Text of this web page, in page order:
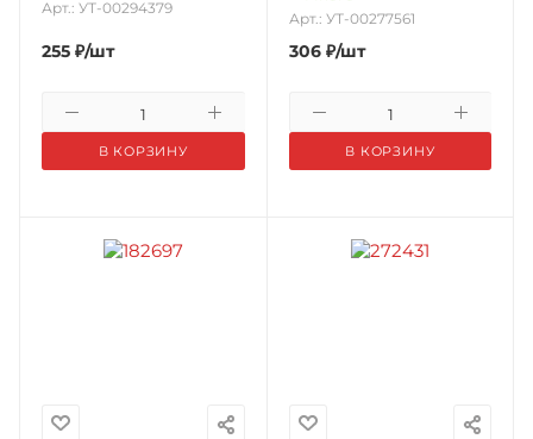
Арт.: УТ-00294379
255 ₽/шт
В КОРЗИНУ
Арт.: УТ-00277561
306₽/шт
В КОРЗИНУ